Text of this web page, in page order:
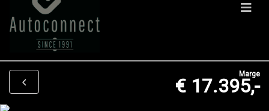
Marge
€ 17.395,-